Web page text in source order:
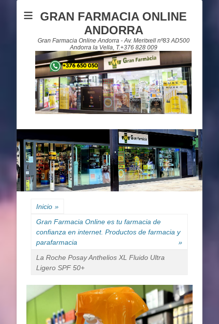
GRAN FARMACIA ONLINE
ANDORRA
Gran Farmacia Online Andorra - Av. Meritxell nº83 AD500
Andorra la Vella, T.+376 828 009
Inicio »
Gran Farmacia Online es tu farmacia de
confianza en internet. Productos de farmacia y
parafarmacia
»
La Roche Posay Anthelios XL Fluido Ultra
Ligero SPF 50+